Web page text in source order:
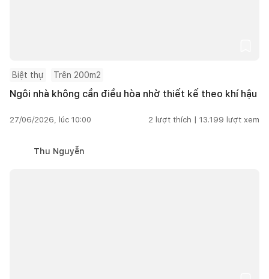
Biệt thự Trên 200m2
Ngôi nhà không cần điều hòa nhờ thiết kế theo khí hậu
27/06/2026, lúc 10:00 2 lượt thích | 13.199 lượt xem
Thu Nguyễn